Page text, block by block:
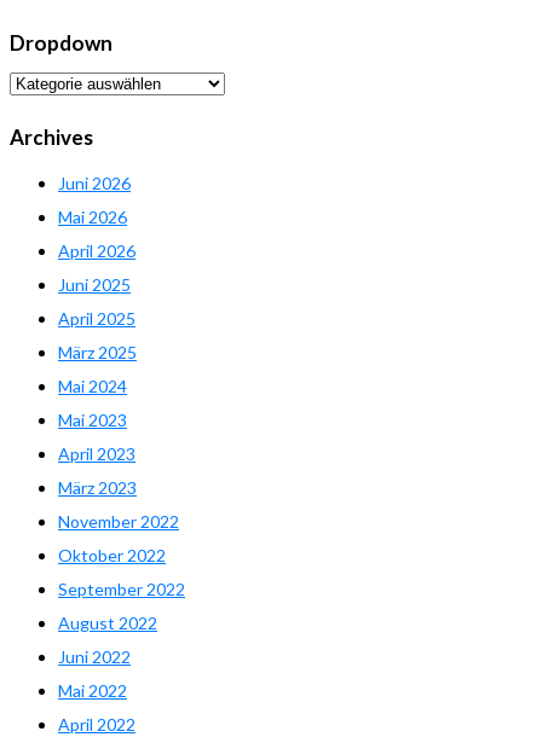
Dropdown
Dropdown
Archives
Juni 2026
Mai 2026
April 2026
Juni 2025
April 2025
März 2025
Mai 2024
Mai 2023
April 2023
März 2023
November 2022
Oktober 2022
September 2022
August 2022
Juni 2022
Mai 2022
April 2022